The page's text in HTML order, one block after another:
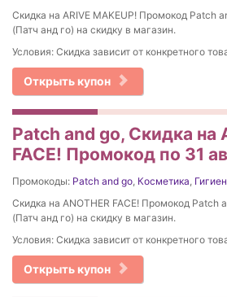
Скидка на ARIVE MAKEUP! Промокод Patch
(Патч анд го) на скидку в магазин.
Условия: Скидка зависит от конкретного
Открыть купон
Patch and go, Скидка на
FACE! Промокод по 31
Промокоды: Patch and go, Косметика,
Скидка на ANOTHER FACE! Промокод Patch
(Патч анд го) на скидку в магазин.
Условия: Скидка зависит от конкретного
Открыть купон